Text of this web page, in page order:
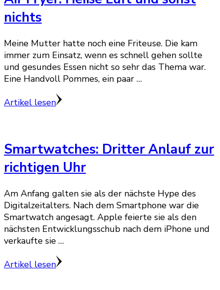
nichts
Meine Mutter hatte noch eine Friteuse. Die kam
immer zum Einsatz, wenn es schnell gehen sollte
und gesundes Essen nicht so sehr das Thema war.
Eine Handvoll Pommes, ein paar …
Artikel lesen
Smartwatches: Dritter Anlauf zur
richtigen Uhr
Am Anfang galten sie als der nächste Hype des
Digitalzeitalters. Nach dem Smartphone war die
Smartwatch angesagt. Apple feierte sie als den
nächsten Entwicklungsschub nach dem iPhone und
verkaufte sie …
Artikel lesen